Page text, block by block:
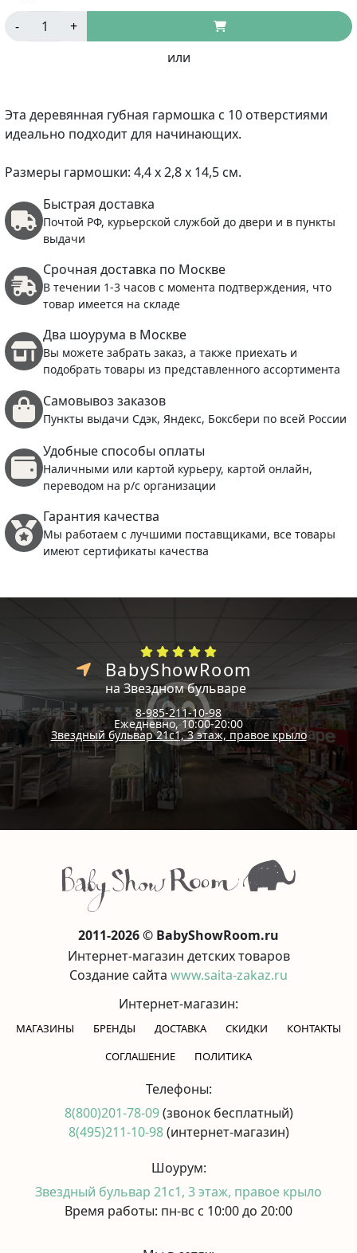
-
+
или
Эта деревянная губная гармошка с 10 отверстиями
идеально подходит для начинающих.
Размеры гармошки: 4,4 х 2,8 х 14,5 см.
Быстрая доставка
Почтой РФ, курьерской службой до двери и в пункты
выдачи
Срочная доставка по Москве
В течении 1-3 часов с момента подтверждения, что
товар имеется на складе
Два шоурума в Москве
Вы можете забрать заказ, а также приехать и
подобрать товары из представленного ассортимента
Самовывоз заказов
Пункты выдачи Сдэк, Яндекс, Боксбери по всей России
Удобные способы оплаты
Наличными или картой курьеру, картой онлайн,
переводом на р/с организации
Гарантия качества
Мы работаем с лучшими поставщиками, все товары
имеют сертификаты качества
BabyShowRoom
на Звездном бульваре
8-985-211-10-98
Ежедневно, 10:00-20:00
Звездный бульвар 21с1, 3 этаж, правое крыло
2011-2026 © BabyShowRoom.ru
Интернет-магазин детских товаров
Создание сайта www.saita-zakaz.ru
Интернет-магазин:
МАГАЗИНЫ БРЕНДЫ ДОСТАВКА СКИДКИ
КОНТАКТЫ
CОГЛАШЕНИЕ
ПОЛИТИКА
Телефоны:
8(800)201-78-09(звонок бесплатный)
8(495)211-10-98(интернет-магазин)
Шоурум:
Звездный бульвар 21с1, 3 этаж, правое крыло
Время работы: пн-вс с 10:00 до 20:00